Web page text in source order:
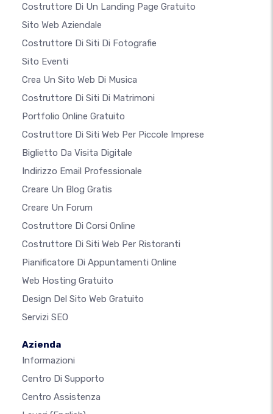
Costruttore Di Un Landing Page Gratuito
Sito Web Aziendale
Costruttore Di Siti Di Fotografie
Sito Eventi
Crea Un Sito Web Di Musica
Costruttore Di Siti Di Matrimoni
Portfolio Online Gratuito
Costruttore Di Siti Web Per Piccole Imprese
Biglietto Da Visita Digitale
Indirizzo Email Professionale
Creare Un Blog Gratis
Creare Un Forum
Costruttore Di Corsi Online
Costruttore Di Siti Web Per Ristoranti
Pianificatore Di Appuntamenti Online
Web Hosting Gratuito
Design Del Sito Web Gratuito
Servizi SEO
Azienda
Informazioni
Centro Di Supporto
Centro Assistenza